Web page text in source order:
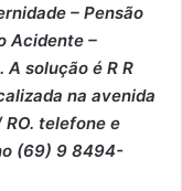
– ⁠Pensão
Acidente –
solução é R R
na avenida
telefone e
(69) 9 8494-